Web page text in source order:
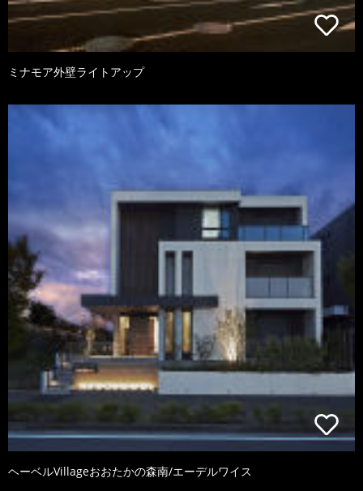
ミナモア外壁ライトアップ
ヘーベルVillageおおたかの森南/エーデルワイス